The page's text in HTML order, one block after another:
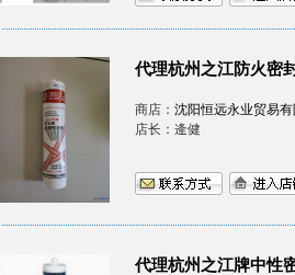
代理杭州之江防火密
商店： 沈阳恒远永业贸易有
店长：逄健
代理杭州之江牌中性